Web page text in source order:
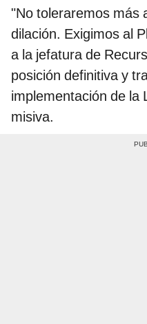
"No toleraremos más
dilación. Exigimos al
a la jefatura de
posición definitiva y
implementación de la
misiva.